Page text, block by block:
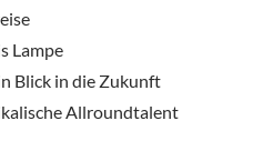
Lampe
Blick in die Zukunft
Allroundtalent